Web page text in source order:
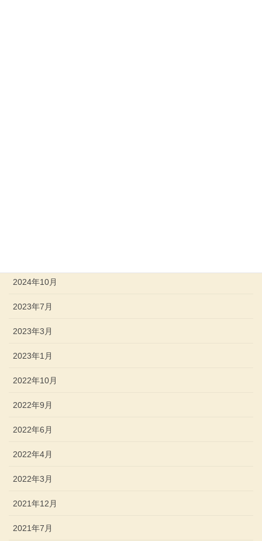
2024年10月
2023年7月
2023年3月
2023年1月
2022年10月
2022年9月
2022年6月
2022年4月
2022年3月
2021年12月
2021年7月